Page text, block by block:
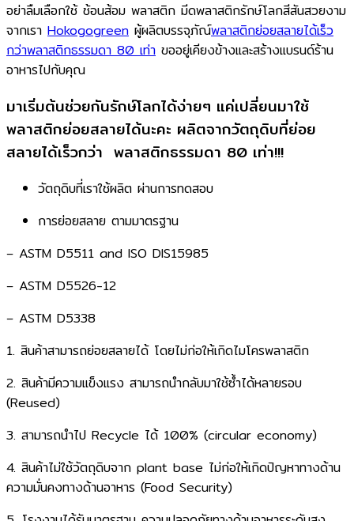
อย่าลืมเลือกใช้ ช้อนส้อม พลาสติก มีดพลาสติกรักษ์โลกสีสันสวยงาม
จากเรา Hokogogreen ผู้ผลิตบรรจุภัณ์พลาสติกย่อยสลายได้เร็ว
กว่าพลาสติกธรรมดา 80 เท่า ขออยู่เคียงข้างและสร้างแบรนด์ร้าน
อาหารไปกับคุณ
มาเริ่มต้นช่วยกันรักษ์โลกได้ง่ายๆ​ แค่เปลี่ยนมาใช้
พลาสติกย่อยสลายได้นะคะ ผลิตจากวัตถุดิบที่ย่อย
สลายได้เร็วกว่า ​ พลาสติกธรรมดา 80 เท่า!!!​
วัตถุดิบที่เราใช้ผลิต ผ่านการทดสอบ​
การย่อยสลาย ตามมาตรฐาน​
– ASTM D5511 and ISO DIS15985​
– ASTM D5526-12​
– ASTM D5338​
​1. สินค้าสามารถย่อยสลายได้​ โดยไม่ก่อให้เกิดไมโครพลาสติก​
​2. สินค้ามีความเเข็งแรง ​สามารถนำกลับมาใช้ซ้ำได้หลายรอบ
(Reused)​
​3. สามารถนำไป Recycle ได้ 100% (circular economy)​
​4. สินค้าไม่ใช้วัตถุดิบจาก plant base ​ไม่ก่อให้เกิดปัญหาทางด้าน​
ความมั่นคงทางด้านอาหาร (Food Security)​